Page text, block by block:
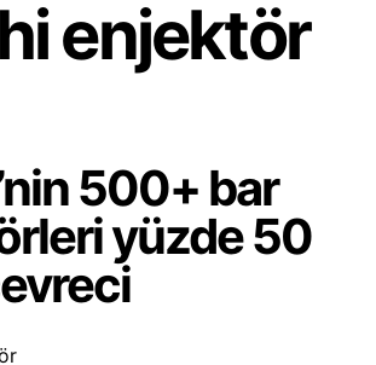
enjektör
500+ bar
yüzde 50